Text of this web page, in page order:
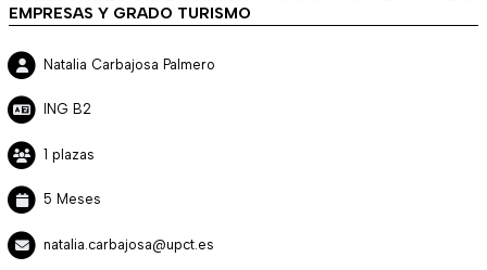
EMPRESAS Y GRADO TURISMO
Natalia Carbajosa Palmero
ING B2
1 plazas
5 Meses
natalia.carbajosa@upct.es